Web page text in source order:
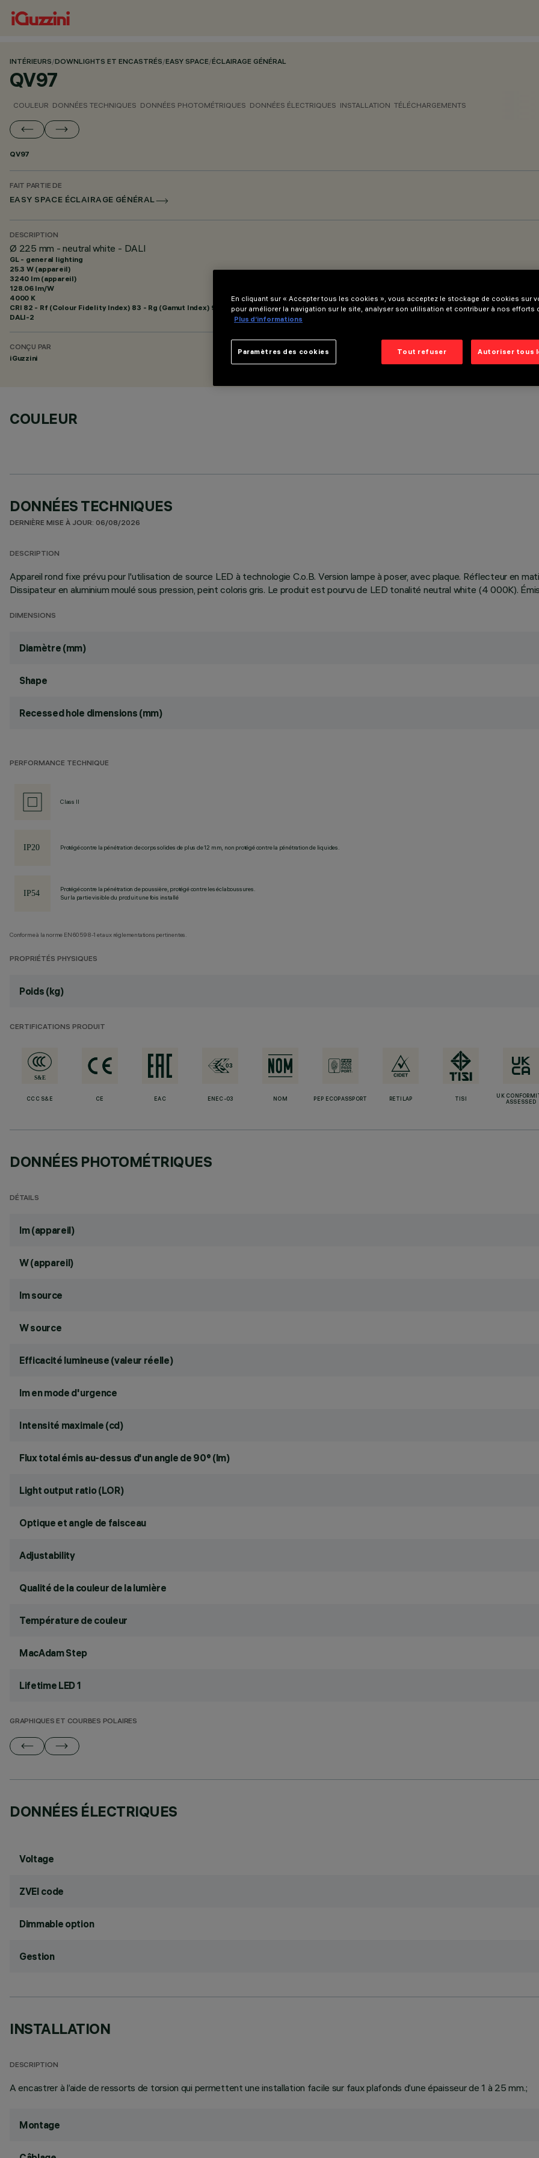
INTÉRIEURS/DOWNLIGHTS ET ENCASTRÉS/EASY SPACE/ÉCLAIRAGE GÉNÉRAL
QV97
COULEUR DONNÉES TECHNIQUES DONNÉES PHOTOMÉTRIQUES DONNÉES ÉLECTRIQUES INSTALLATION TÉLÉCHARGEMENTS
QV97
FAIT PARTIE DE
EASY SPACE ÉCLAIRAGE GÉNÉRAL
DESCRIPTION
Ø 225 mm - neutral white - DALI
GL - general lighting
25.3 W (appareil)
3240 lm (appareil)
128.06 lm/W
4000 K
CRI 82 - Rf (Colour Fidelity Index) 83 - Rg (Gamut Index) 94
DALI-2
CONÇU PAR
iGuzzini
COULEUR
DONNÉES TECHNIQUES
DERNIÈRE MISE À JOUR: 06/08/2026
DESCRIPTION
Appareil rond fixe prévu pour l'utilisation de source LED à technologie C.o.B. Version lampe à poser, avec plaque. Réflecteur en
Dissipateur en aluminium moulé sous pression, peint coloris gris. Le produit est pourvu de LED tonalité neutral white (4 000K).
DIMENSIONS
Diamètre (mm)
Shape
Recessed hole dimensions (mm)
PERFORMANCE TECHNIQUE
Class II
Protégé contre la pénétration de corps solides de plus de 12 mm, non protégé contre la pénétration de liquides.
Protégé contre la pénétration de poussière, protégé contre les éclaboussures.
Sur la partie visible du produit une fois installé
Conforme à la norme EN60598-1 et aux réglementations pertinentes.
PROPRIÉTÉS PHYSIQUES
Poids (kg)
CERTIFICATIONS PRODUIT
CCC S&E CE EAC ENEC-03 NOM PEP ECOPASSPORT RETILAP TISI
UK
ASSESSED
DONNÉES PHOTOMÉTRIQUES
DÉTAILS
lm (appareil)
W (appareil)
lm source
W source
Efficacité lumineuse (valeur réelle)
lm en mode d'urgence
Intensité maximale (cd)
Flux total émis au-dessus d'un angle de 90° (lm)
Light output ratio (LOR)
Optique et angle de faisceau
Adjustability
Qualité de la couleur de la lumière
Température de couleur
MacAdam Step
Lifetime LED 1
GRAPHIQUES ET COURBES POLAIRES
DONNÉES ÉLECTRIQUES
Voltage
ZVEI code
Dimmable option
Gestion
INSTALLATION
DESCRIPTION
A encastrer à l’aide de ressorts de torsion qui permettent une installation facile sur faux plafonds d’une épaisseur de 1 à 25 mm.;
Montage
En cliquant sur « Accepter tous les cookies », vous acceptez le stockage de cookies sur
pour améliorer la navigation sur le site, analyser son utilisation et contribuer à nos efforts
Plus d’informations
Tout refuser Autoriser tous
Paramètres des cookies